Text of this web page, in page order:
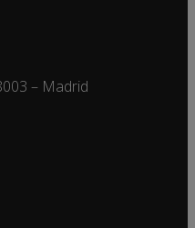
– Madrid